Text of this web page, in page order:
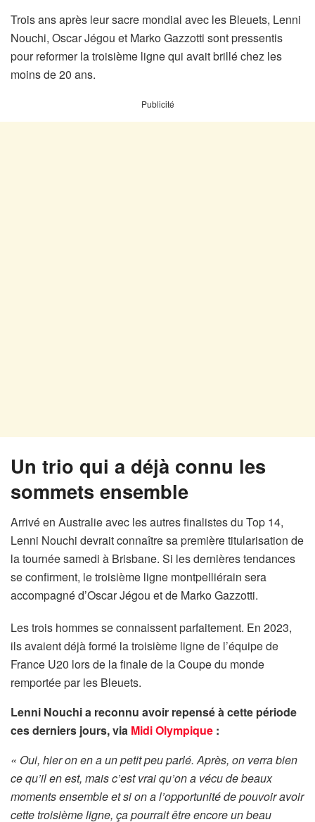
Trois ans après leur sacre mondial avec les Bleuets, Lenni
Nouchi, Oscar Jégou et Marko Gazzotti sont pressentis
pour reformer la troisième ligne qui avait brillé chez les
moins de 20 ans.
Publicité
Un trio qui a déjà connu les
sommets ensemble
Arrivé en Australie avec les autres finalistes du Top 14,
Lenni Nouchi devrait connaître sa première titularisation de
la tournée samedi à Brisbane. Si les dernières tendances
se confirment, le troisième ligne montpelliérain sera
accompagné d’Oscar Jégou et de Marko Gazzotti.
Les trois hommes se connaissent parfaitement. En 2023,
ils avaient déjà formé la troisième ligne de l’équipe de
France U20 lors de la finale de la Coupe du monde
remportée par les Bleuets.
Lenni Nouchi a reconnu avoir repensé à cette période
ces derniers jours, via Midi Olympique :
« Oui, hier on en a un petit peu parlé. Après, on verra bien
ce qu’il en est, mais c’est vrai qu’on a vécu de beaux
moments ensemble et si on a l’opportunité de pouvoir avoir
cette troisième ligne, ça pourrait être encore un beau